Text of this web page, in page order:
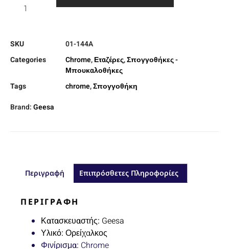
SKU
01-144A
Categories
Chrome,Εταζέρες,Σπογγοθήκες -
Μπουκαλοθήκες
Tags
chrome,Σπογγοθήκη
Brand:Geesa
Περιγραφή Επιπρόσθετες Πληροφορίες
ΠΕΡΙΓΡΑΦΉ
Κατασκευαστής: Geesa
Υλικό: Ορείχαλκος
Φινίρισμα: Chrome